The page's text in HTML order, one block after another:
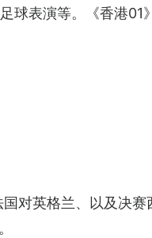
球表演等。《香港01
对英格兰、以及决